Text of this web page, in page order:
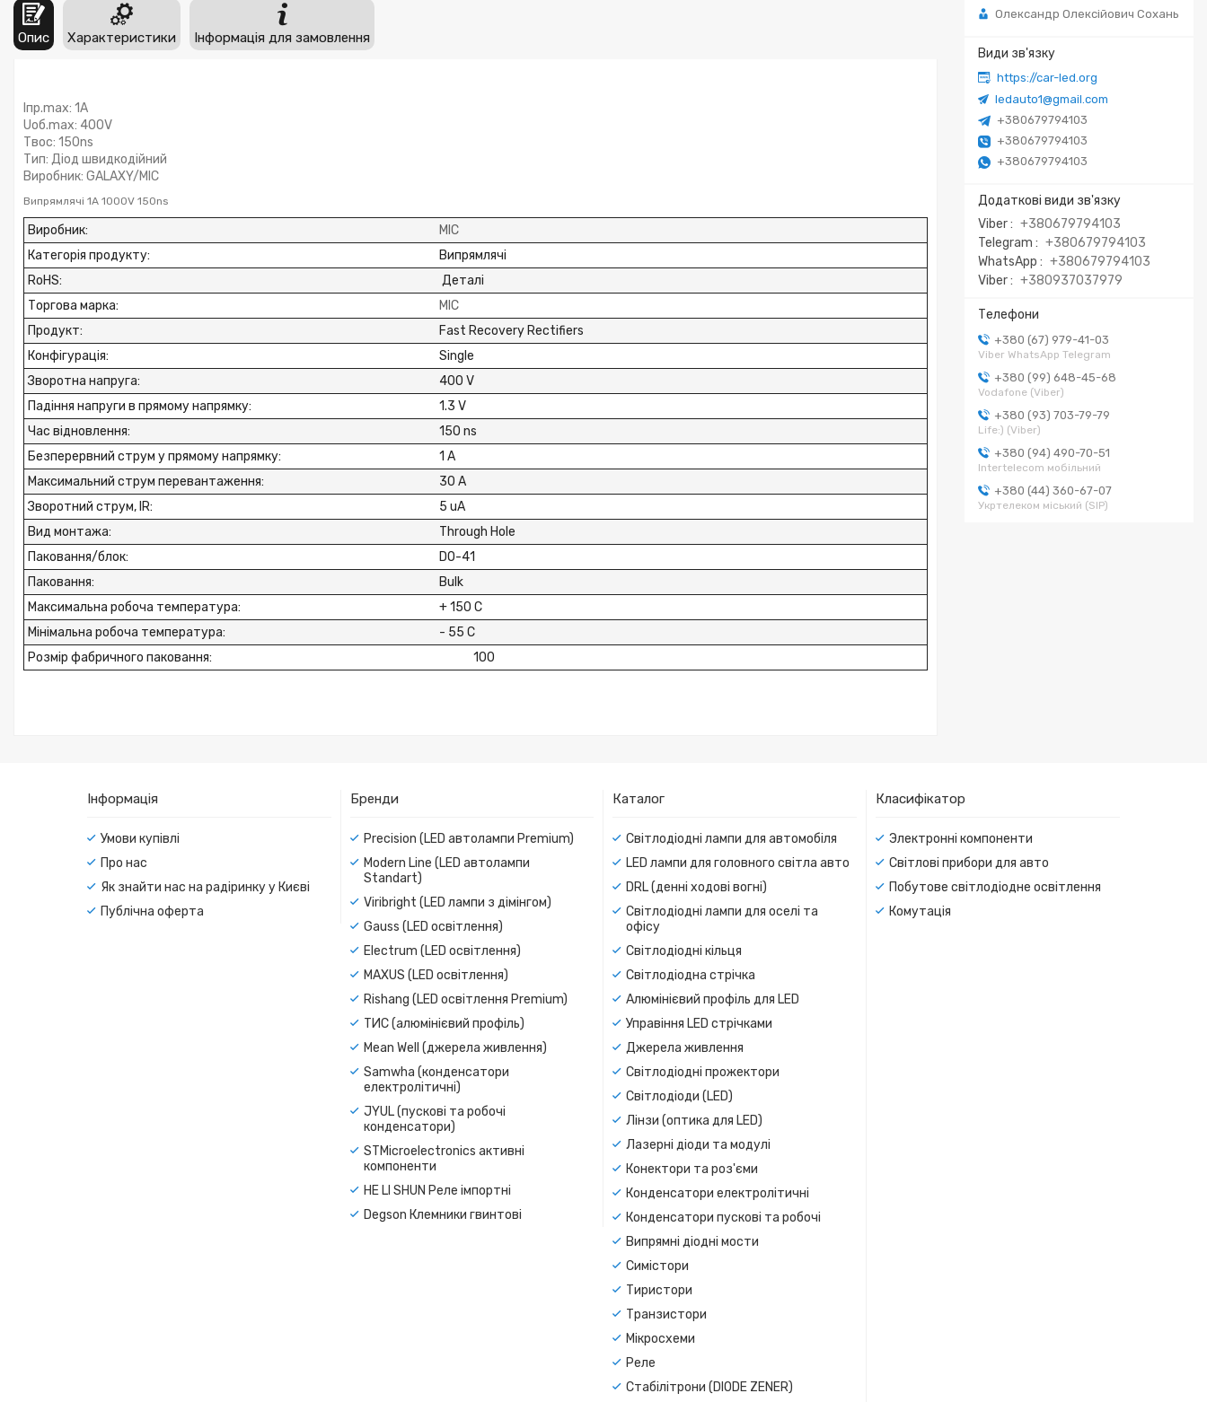
Олександр Олексійович Сохань
https://car-led.org
ledauto1@gmail.com
+380679794103
+380679794103
+380679794103
Viber
+380679794103
Telegram
+380679794103
WhatsApp
+380679794103
Viber
+380937037979
+380 (67) 979-41-03
Viber WhatsApp Telegram
+380 (99) 648-45-68
Vodafone (Viber)
+380 (93) 703-79-79
Life:) (Viber)
+380 (94) 490-70-51
Intertelecom мобільний
+380 (44) 360-67-07
Укртелеком міський (SIP)
Опис Характеристики Інформація для замовлення
Iпр.max: 1A
Uоб.max: 400V
Твос: 150ns
Тип: Діод швидкодійний
Виробник: GALAXY/MIC
Випрямлячі 1A 1000V 150ns
Виробник:
MIC
Категорія продукту:
Випрямлячі
RoHS:
Деталі
Торгова марка:
MIC
Продукт:
Fast Recovery Rectifiers
Конфігурація:
Single
Зворотна напруга:
400 V
Падіння напруги в прямому напрямку:
1.3 V
Час відновлення:
150 ns
Безперервний струм у прямому напрямку:
1 A
Максимальний струм перевантаження:
30 A
Зворотний струм, IR:
5 uA
Вид монтажа:
Through Hole
Паковання/блок:
DO-41
Паковання:
Bulk
Максимальна робоча температура:
+ 150 C
Мінімальна робоча температура:
- 55 C
Розмір фабричного паковання: 100
Інформація
Умови купівлі
Про нас
Як знайти нас на радіринку у Києві
Публічна оферта
Бренди
Precision (LED автолампи Premium)
Modern Line (LED автолампи
Standart)
Viribright (LED лампи з дімінгом)
Gauss (LED освітлення)
Electrum (LED освітлення)
MAXUS (LED освітлення)
Rishang (LED освітлення Premium)
ТИС (алюмінієвий профіль)
Mean Well (джерела живлення)
Samwha (конденсатори
електролітичні)
JYUL (пускові та робочі
конденсатори)
STMicroelectronics активні
компоненти
HE LI SHUN Реле імпортні
Degson Клемники гвинтові
Каталог
Світлодіодні лампи для автомобіля
LED лампи для головного світла авто
DRL (денні ходові вогні)
Світлодіодні лампи для оселі та
офісу
Світлодіодні кільця
Світлодіодна стрічка
Алюмінієвий профіль для LED
Управіння LED стрічками
Джерела живлення
Світлодіодні прожектори
Світлодіоди (LED)
Лінзи (оптика для LED)
Лазерні діоди та модулі
Конектори та роз'єми
Конденсатори електролітичні
Конденсатори пускові та робочі
Випрямні діодні мости
Симістори
Тиристори
Транзистори
Мікросхеми
Реле
Стабілітрони (DIODE ZENER)
Класифікатор
Электронні компоненти
Світлові прибори для авто
Побутове світлодіодне освітлення
Комутація